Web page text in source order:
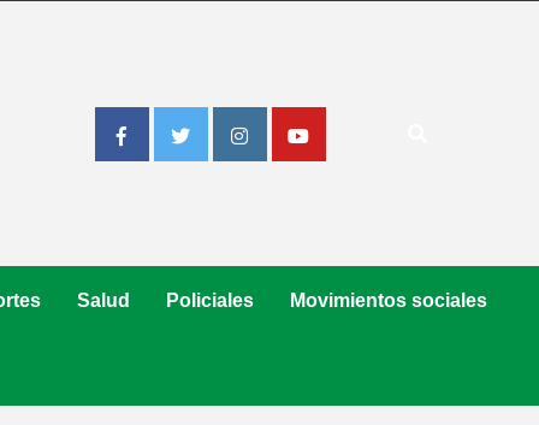
FacebookTwitterInstagramYoutube
Salud Policiales Movimientos sociales